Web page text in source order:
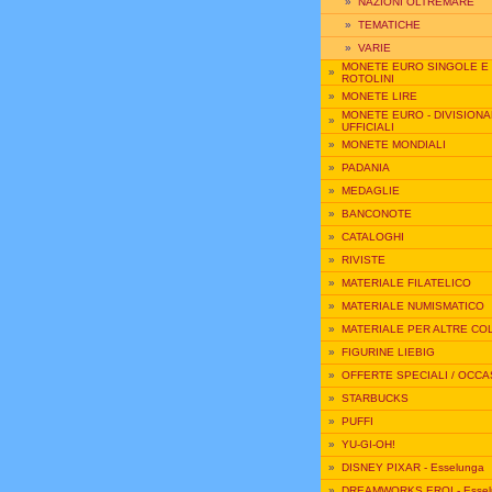
» TEMATICHE
» VARIE
» MONETE EURO SINGOLE E
ROTOLINI
» MONETE LIRE
» MONETE EURO -
UFFICIALI
» MONETE MONDIALI
» PADANIA
» MEDAGLIE
» BANCONOTE
» CATALOGHI
» RIVISTE
» MATERIALE FILATELICO
» MATERIALE NUMISMATICO
» MATERIALE PER ALTRE
» FIGURINE LIEBIG
» OFFERTE SPECIALI /
» STARBUCKS
» PUFFI
» YU-GI-OH!
» DISNEY PIXAR - Esselunga